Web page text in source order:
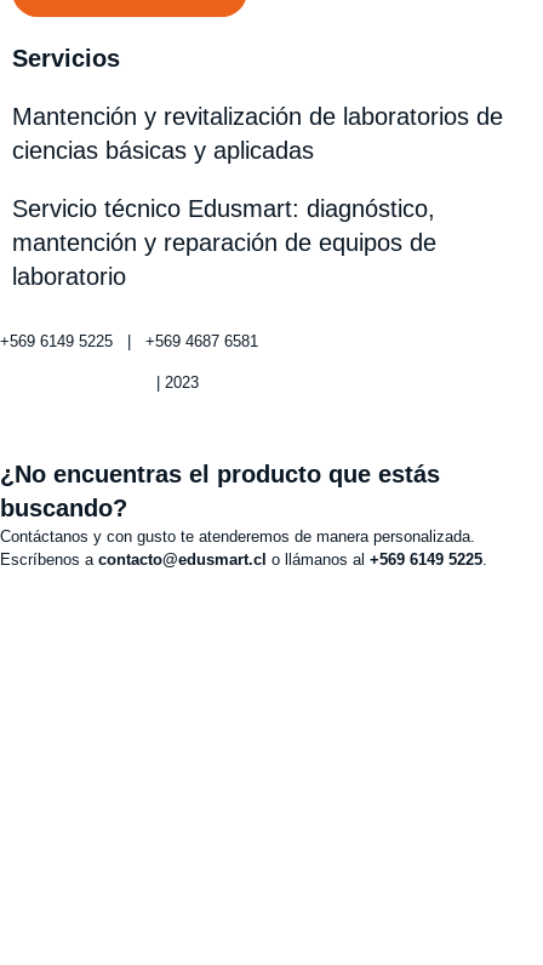
Servicios
Mantención y revitalización de laboratorios de
ciencias básicas y aplicadas
Servicio técnico Edusmart: diagnóstico,
mantención y reparación de equipos de
laboratorio
+569 6149 5225 | +569 4687 6581
| 2023
¿No encuentras el producto que estás
buscando?
Contáctanos y con gusto te atenderemos de manera personalizada.
Escríbenos a contacto@edusmart.cl o llámanos al +569 6149 5225.